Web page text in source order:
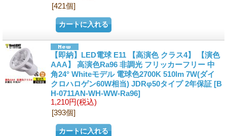
[421個]
【即納】LED電球 E11 【高演色 クラス4】 【演色
AAA】 高演色Ra96 非調光 フリッカーフリー 中
角24° Whiteモデル 電球色2700K 510lm 7W(ダイ
クロハロゲン60W相当) JDRφ50タイプ 2年保証 [B
H-0711AN-WH-WW-Ra96]
1,210円(税込)
[393個]